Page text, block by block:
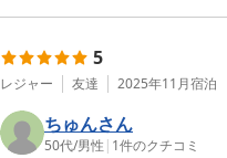
5
レジャー 友達 2025年11月宿泊
ちゅんさん
50代/男性 | 1件のクチコミ